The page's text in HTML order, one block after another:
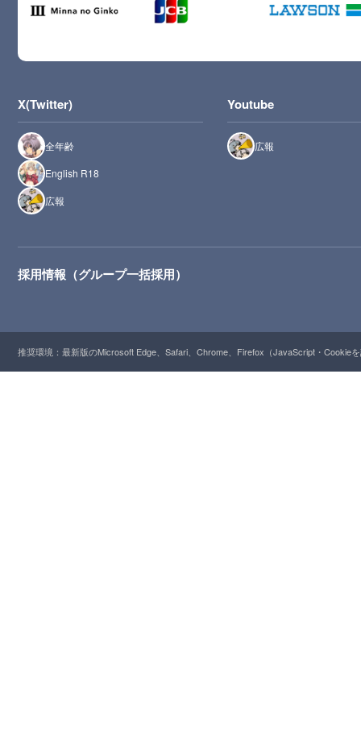
X(Twitter)
全年齢
English R18
広報
Youtube
広報
採用情報（グループ一括採用）
推奨環境：最新版のMicrosoft Edge、Safari、Chrome、Firefox（JavaScript・Cookie